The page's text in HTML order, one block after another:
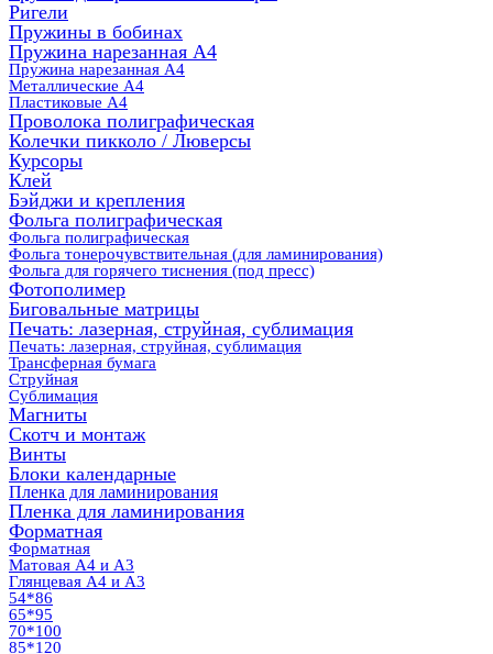
Ригели
Пружины в бобинах
Пружина нарезанная А4
Пружина нарезанная А4
Металлические А4
Пластиковые А4
Проволока полиграфическая
Колечки пикколо / Люверсы
Курсоры
Клей
Бэйджи и крепления
Фольга полиграфическая
Фольга полиграфическая
Фольга тонерочувствительная (для ламинирования)
Фольга для горячего тиснения (под пресс)
Фотополимер
Биговальные матрицы
Печать: лазерная, струйная, сублимация
Печать: лазерная, струйная, сублимация
Трансферная бумага
Струйная
Сублимация
Магниты
Скотч и монтаж
Винты
Блоки календарные
Пленка для ламинирования
Пленка для ламинирования
Форматная
Форматная
Матовая А4 и А3
Глянцевая А4 и А3
54*86
65*95
70*100
85*120